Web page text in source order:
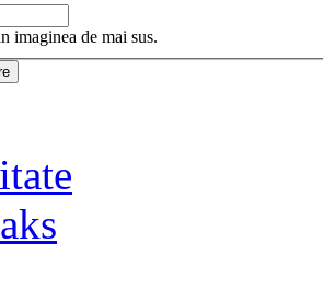
imaginea de mai sus.